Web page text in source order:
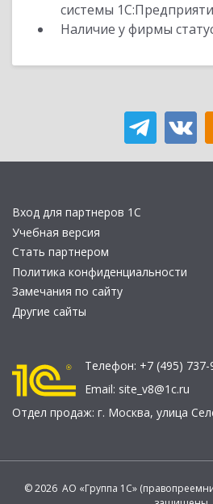
системы
Наличие у фирмы
Вход для партнеров 1С
Учебная версия
Стать партнером
Политика конфиденциальности
Замечания по сайту
Другие сайты
Телефон: +7 (495)
Email: site_v8@1c.ru
Отдел продаж: г. Москва, улица
© 2026 АО «Группа 1С»